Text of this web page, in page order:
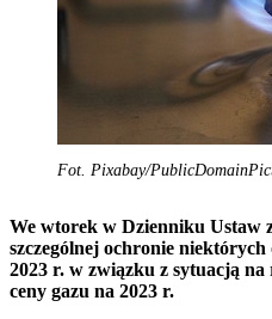
Fot. Pixabay/
We wtorek w Dzienniku Ustaw
szczególnej ochronie
2023 r. w związku z sytuacją
ceny gazu na 2023 r.